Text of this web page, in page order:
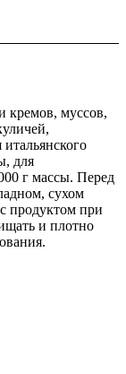
кремов, муссов,
для
г массы. Перед
сухом
продуктом при
и плотно